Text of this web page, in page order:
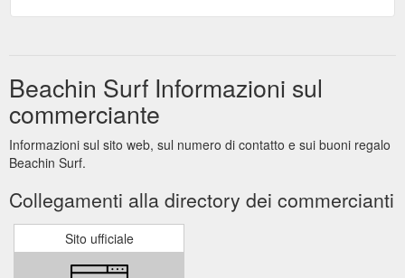
Beachin Surf Informazioni sul
commerciante
Informazioni sul sito web, sul numero di contatto e sui buoni regalo
Beachin Surf.
Collegamenti alla directory dei commercianti
Sito ufficiale